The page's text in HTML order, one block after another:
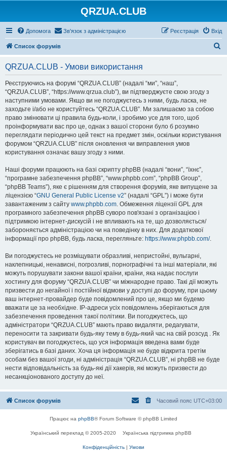
QRZUA.CLUB
Допомога Зв'язок з адміністрацією Вхід
Реєстрація
Список форумів
QRZUA.CLUB - Умови використання
Реєструючись на форумі “QRZUA.CLUB” (надалі “ми”, “наш”,
“QRZUA.CLUB”, “https://www.qrzua.club”), ви підтверджуєте свою згоду з
наступними умовами. Якщо ви не погоджуєтесь з ними, будь ласка, не
заходьте і/або не користуйтесь “QRZUA.CLUB”. Ми залишаємо за собою
право змінювати ці правила будь-коли, і зробимо усе для того, щоб
проінформувати вас про це, однак з вашої сторони було б розумно
переглядати періодично цей текст на предмет змін, оскільки користування
форумом “QRZUA.CLUB” після оновлення чи виправлення умов
користування означає вашу згоду з ними.
Наші форуми працюють на базі скрипту phpBB (надалі “вони”, “їхнє”,
“програмне забезпечення phpBB”, “www.phpbb.com”, “phpBB Group”,
“phpBB Teams”), яке є рішенням для створення форумів, яке випущене за
ліцензією “GNU General Public License v2” (надалі “GPL”) і може бути
завантаженим з сайту www.phpbb.com. Обмеження ліцензії GPL для
програмного забезпечення phpBB суворо пов'язані з організацією і
підтримкою інтернет-дискусій і не впливають на те, що дозволяється/
забороняється адміністрацією чи на поведінку в них. Для додаткової
інформації про phpBB, будь ласка, перегляньте: https://www.phpbb.com/.
Ви погоджуєтесь не розміщувати образливі, непристойні, вульгарні,
наклепницькі, ненависні, погрозливі, порнографічні та інші матеріали, які
можуть порушувати закони вашої країни, країни, яка надає послуги
хостингу для форуму “QRZUA.CLUB” чи міжнародне право. Такі дії можуть
призвести до негайної і постійної відмови у доступі до форуму, при цьому
ваш інтернет-провайдер буде повідомлений про це, якщо ми будемо
вважати це за необхідне. IP-адреси усіх повідомлень зберігаються для
забезпечення проведення такої політики. Ви погоджуєтесь, що
адміністратори “QRZUA.CLUB” мають право видаляти, редагувати,
переносити та закривати будь-яку тему в будь-який час на свій розсуд . Як
користувач ви погоджуєтесь, що уся інформація введена вами буде
зберігатись в базі даних. Хоча ця інформація не буде відкрита третім
особам без вашої згоди, ні адміністрація “QRZUA.CLUB”, ні phpBB не буде
нести відповідальність за будь-які дії хакерів, які можуть призвести до
несанкціонованого доступу до неї.
Список форумів Часовий пояс UTC+03:00
Працює на phpBB® Forum Software © phpBB Limited
Український переклад © 2005-2020 Українська підтримка phpBB
Конфіденційність | Умови